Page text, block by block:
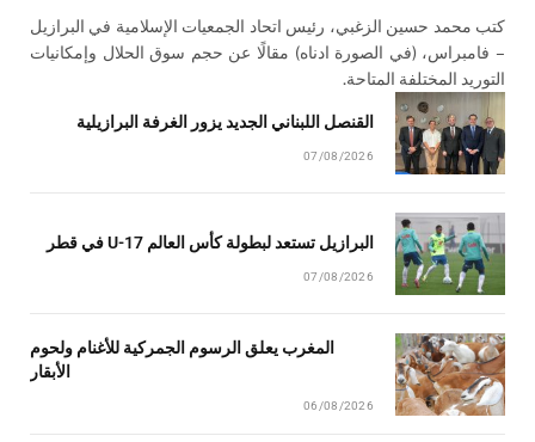
كتب محمد حسين الزغبي، رئيس اتحاد الجمعيات الإسلامية في البرازيل
– فامبراس، (في الصورة ادناه) مقالًا عن حجم سوق الحلال وإمكانيات
التوريد المختلفة المتاحة.
القنصل اللبناني الجديد يزور الغرفة البرازيلية
07/08/2026
البرازيل تستعد لبطولة كأس العالم U-17 في قطر
07/08/2026
المغرب يعلق الرسوم الجمركية للأغنام ولحوم
الأبقار
06/08/2026